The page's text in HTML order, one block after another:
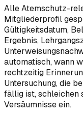
Alle Atemschutz-
Mitgliederprofil
Gültigkeitsdatum,
Ergebnis,
automatisch, wann
rechtzeitig
Untersuchung, die
fällig ist, schleichen
Versäumnisse ein.